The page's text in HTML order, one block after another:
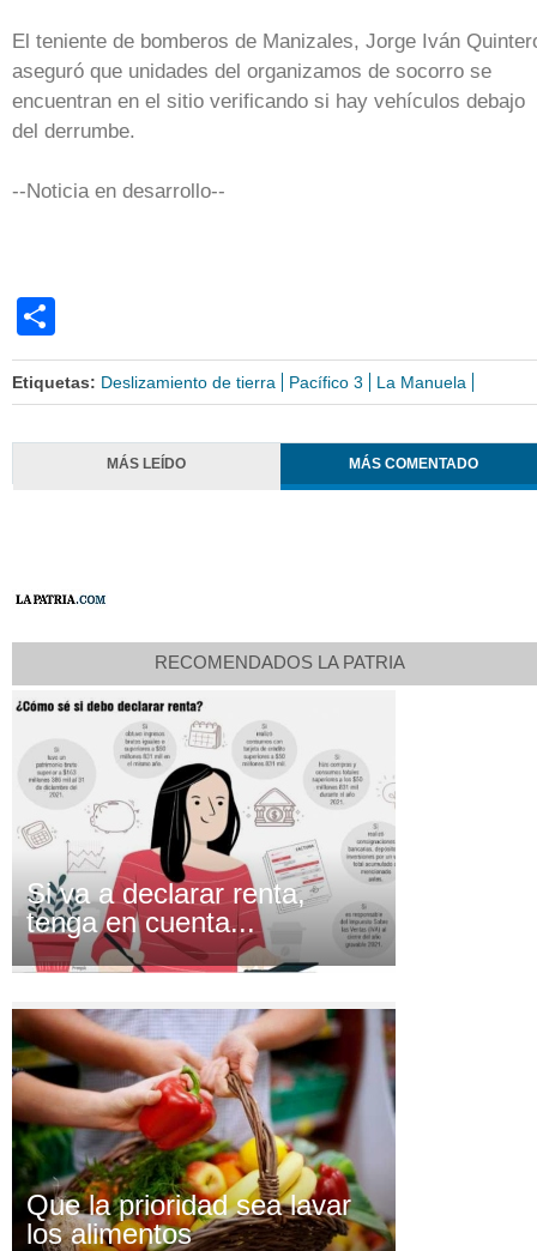
El teniente de bomberos de Manizales, Jorge Iván
aseguró que unidades del organizamos de socorro se
encuentran en el sitio verificando si hay vehículos debajo
del derrumbe.
--Noticia en desarrollo--
Etiquetas: Deslizamiento de tierra Pacífico 3 La Manuela
MÁS LEÍDO MÁS COMENTADO
RECOMENDADOS LA PATRIA
Si va a declarar renta,
tenga en cuenta...
Que la prioridad sea lavar
los alimentos